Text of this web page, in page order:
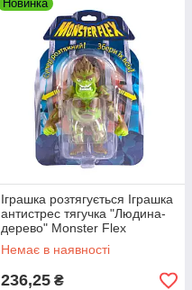
Новинка
Іграшка розтягується Іграшка
антистрес тягучка "Людина-
дерево" Monster Flex
Немає в наявності
236,25 ₴